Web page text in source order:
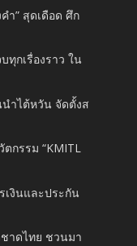
ำ” สุดเดือด ศึก
กเรื่องราว ใน
ำไต้หวัน จัดตั้งส
กรรม “KMITL
เงินและประกัน
าดไทย ชวนมา